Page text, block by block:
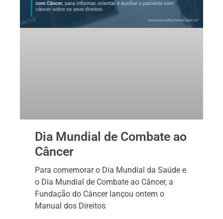
Dia Mundial de Combate ao
Câncer
Para comemorar o Dia Mundial da Saúde e
o Dia Mundial de Combate ao Câncer, a
Fundação do Câncer lançou ontem o
Manual dos Direitos